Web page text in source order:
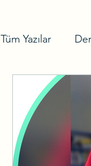
Tüm Yazılar
Sınıf
Sizler İçin